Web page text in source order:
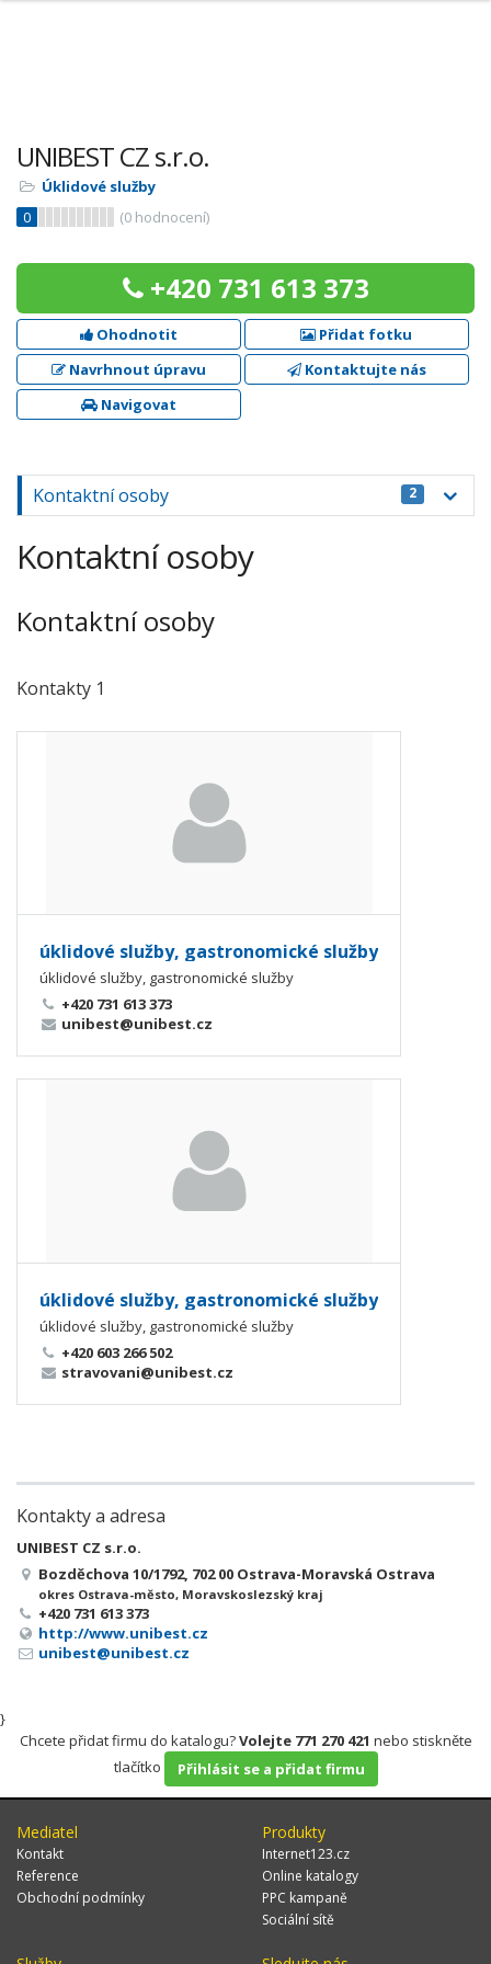
UNIBEST CZ s.r.o.
Úklidové služby
0
(0 hodnocení)
+420 731 613 373
Ohodnotit
Přidat fotku
Navrhnout úpravu
Kontaktujte nás
Navigovat
Kontaktní osoby 2
Kontaktní osoby
Kontaktní osoby
Kontakty 1
úklidové služby, gastronomické služby
úklidové služby, gastronomické služby
+420 731 613 373
unibest@unibest.cz
úklidové služby, gastronomické služby
úklidové služby, gastronomické služby
+420 603 266 502
stravovani@unibest.cz
Kontakty a adresa
UNIBEST CZ s.r.o.
Bozděchova 10/1792, 702 00 Ostrava-Moravská Ostrava
okres Ostrava-město, Moravskoslezský kraj
+420 731 613 373
http://www.unibest.cz
unibest@unibest.cz
}
Chcete přidat firmu do katalogu?Volejte 771 270 421 nebo stiskněte
tlačítko
Přihlásit se a přidat firmu
Mediatel
Kontakt
Reference
Obchodní podmínky
Produkty
Internet123.cz
Online katalogy
PPC kampaně
Sociální sítě